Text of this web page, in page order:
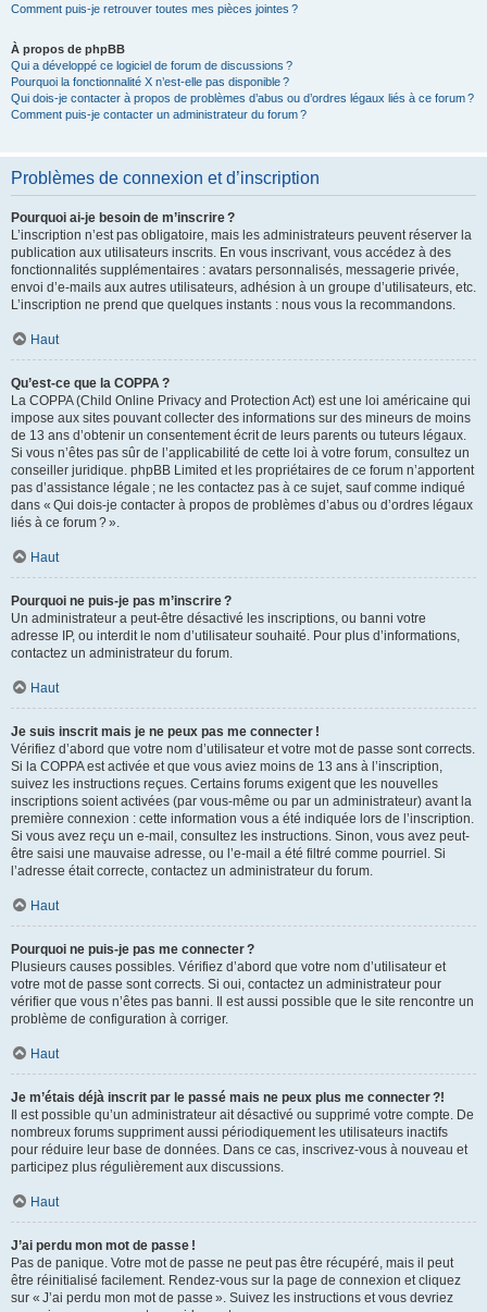
Comment puis-je retrouver toutes mes pièces jointes ?
À propos de phpBB
Qui a développé ce logiciel de forum de discussions ?
Pourquoi la fonctionnalité X n’est-elle pas disponible ?
Qui dois-je contacter à propos de problèmes d’abus ou d’ordres légaux liés à ce forum ?
Comment puis-je contacter un administrateur du forum ?
Problèmes de connexion et d’inscription
Pourquoi ai-je besoin de m’inscrire ?
L’inscription n’est pas obligatoire, mais les administrateurs peuvent réserver la
publication aux utilisateurs inscrits. En vous inscrivant, vous accédez à des
fonctionnalités supplémentaires : avatars personnalisés, messagerie privée,
envoi d’e-mails aux autres utilisateurs, adhésion à un groupe d’utilisateurs, etc.
L’inscription ne prend que quelques instants : nous vous la recommandons.
Haut
Qu’est-ce que la COPPA ?
La COPPA (Child Online Privacy and Protection Act) est une loi américaine qui
impose aux sites pouvant collecter des informations sur des mineurs de moins
de 13 ans d’obtenir un consentement écrit de leurs parents ou tuteurs légaux.
Si vous n’êtes pas sûr de l’applicabilité de cette loi à votre forum, consultez un
conseiller juridique. phpBB Limited et les propriétaires de ce forum n’apportent
pas d’assistance légale ; ne les contactez pas à ce sujet, sauf comme indiqué
dans « Qui dois-je contacter à propos de problèmes d’abus ou d’ordres légaux
liés à ce forum ? ».
Haut
Pourquoi ne puis-je pas m’inscrire ?
Un administrateur a peut-être désactivé les inscriptions, ou banni votre
adresse IP, ou interdit le nom d’utilisateur souhaité. Pour plus d’informations,
contactez un administrateur du forum.
Haut
Je suis inscrit mais je ne peux pas me connecter !
Vérifiez d’abord que votre nom d’utilisateur et votre mot de passe sont corrects.
Si la COPPA est activée et que vous aviez moins de 13 ans à l’inscription,
suivez les instructions reçues. Certains forums exigent que les nouvelles
inscriptions soient activées (par vous-même ou par un administrateur) avant la
première connexion : cette information vous a été indiquée lors de l’inscription.
Si vous avez reçu un e-mail, consultez les instructions. Sinon, vous avez peut-
être saisi une mauvaise adresse, ou l’e-mail a été filtré comme pourriel. Si
l’adresse était correcte, contactez un administrateur du forum.
Haut
Pourquoi ne puis-je pas me connecter ?
Plusieurs causes possibles. Vérifiez d’abord que votre nom d’utilisateur et
votre mot de passe sont corrects. Si oui, contactez un administrateur pour
vérifier que vous n’êtes pas banni. Il est aussi possible que le site rencontre un
problème de configuration à corriger.
Haut
Je m’étais déjà inscrit par le passé mais ne peux plus me connecter ?!
Il est possible qu’un administrateur ait désactivé ou supprimé votre compte. De
nombreux forums suppriment aussi périodiquement les utilisateurs inactifs
pour réduire leur base de données. Dans ce cas, inscrivez-vous à nouveau et
participez plus régulièrement aux discussions.
Haut
J’ai perdu mon mot de passe !
Pas de panique. Votre mot de passe ne peut pas être récupéré, mais il peut
être réinitialisé facilement. Rendez-vous sur la page de connexion et cliquez
sur « J’ai perdu mon mot de passe ». Suivez les instructions et vous devriez